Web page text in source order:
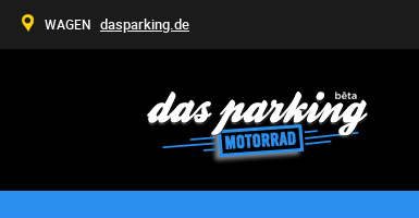
WAGEN dasparking.de